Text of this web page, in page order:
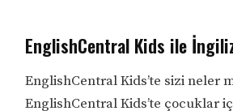
EnglishCentral Kids ile
EnglishCentral Kids’te sizi neler
EnglishCentral Kids’te çocuklar